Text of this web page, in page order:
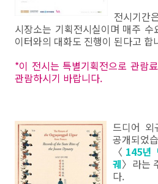
전시기간
시장소는 기획전시실이며 매주
이터와의 대화도 진행이 된다고 합
*이 전시는 특별기획전으로 관람
관람하시기 바랍니다.
드디어 외
공개되었
〈 145년
궤〉라는
다.